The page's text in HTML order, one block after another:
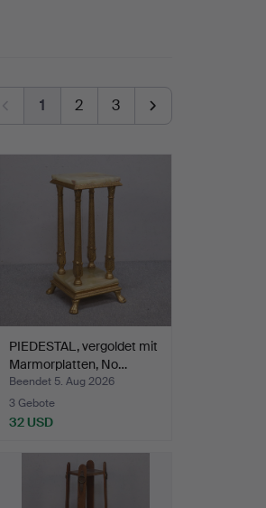
1 2 3
PIEDESTAL, vergoldet mit
Marmorplatten, No…
Beendet 5. Aug 2026
3 Gebote
32 USD